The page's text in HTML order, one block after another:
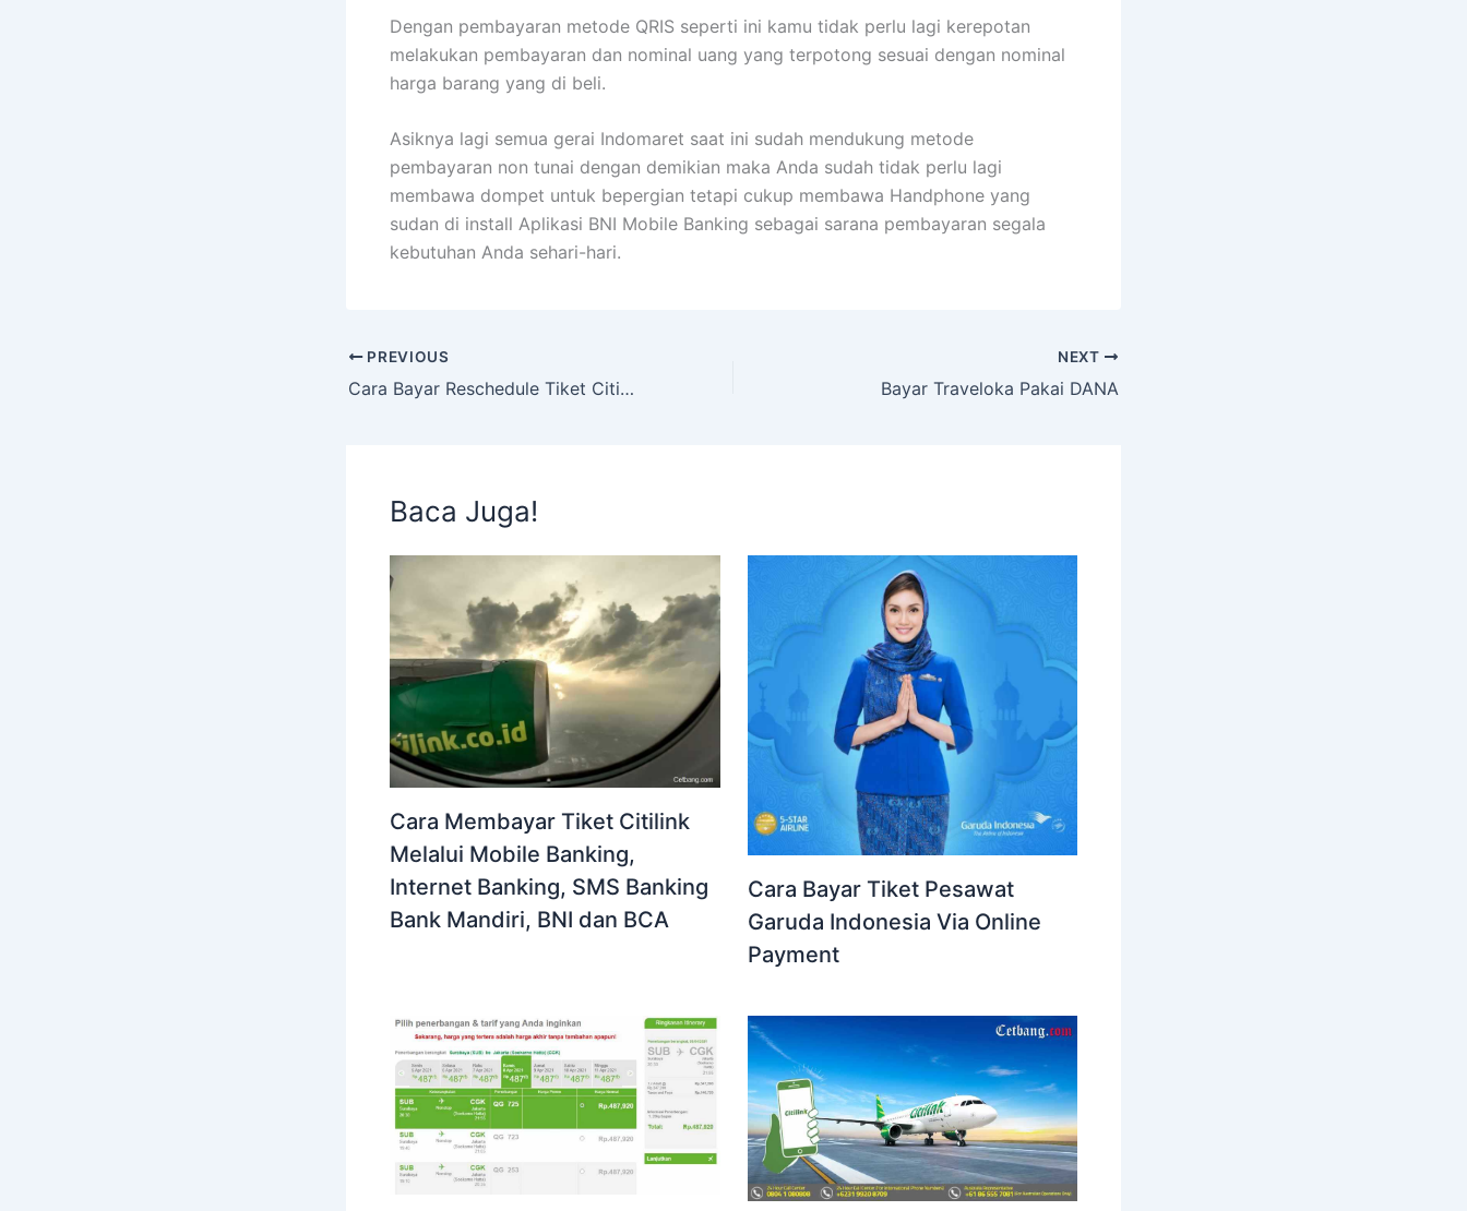
Dengan pembayaran metode QRIS seperti ini kamu tidak perlu lagi kerepotan
melakukan pembayaran dan nominal uang yang terpotong sesuai dengan nominal
harga barang yang di beli.
Asiknya lagi semua gerai Indomaret saat ini sudah mendukung metode
pembayaran non tunai dengan demikian maka Anda sudah tidak perlu lagi
membawa dompet untuk bepergian tetapi cukup membawa Handphone yang
sudan di install Aplikasi BNI Mobile Banking sebagai sarana pembayaran segala
kebutuhan Anda sehari-hari.
PREVIOUS
Cara Bayar Reschedule Tiket Citilink
NEXT
Bayar Traveloka Pakai DANA
Baca Juga!
Cara Membayar Tiket Citilink
Melalui Mobile Banking,
Internet Banking, SMS Banking
Bank Mandiri, BNI dan BCA
Cara Bayar Tiket Pesawat
Garuda Indonesia Via Online
Payment